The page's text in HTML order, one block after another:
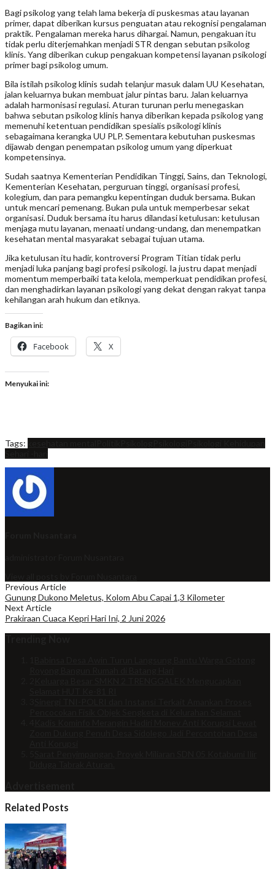
Bagi psikolog yang telah lama bekerja di puskesmas atau layanan
primer, dapat diberikan kursus penguatan atau rekognisi pengalaman
praktik. Pengalaman mereka harus dihargai. Namun, pengakuan itu
tidak perlu diterjemahkan menjadi STR dengan sebutan psikolog
klinis. Yang diberikan cukup pengakuan kompetensi layanan psikologi
primer bagi psikolog umum.
Bila istilah psikolog klinis sudah telanjur masuk dalam UU Kesehatan,
jalan keluarnya bukan membuat jalur pintas baru. Jalan keluarnya
adalah harmonisasi regulasi. Aturan turunan perlu menegaskan
bahwa sebutan psikolog klinis hanya diberikan kepada psikolog yang
memenuhi ketentuan pendidikan spesialis psikologi klinis
sebagaimana kerangka UU PLP. Sementara kebutuhan puskesmas
dijawab dengan penempatan psikolog umum yang diperkuat
kompetensinya.
Sudah saatnya Kementerian Pendidikan Tinggi, Sains, dan Teknologi,
Kementerian Kesehatan, perguruan tinggi, organisasi profesi,
kolegium, dan para pemangku kepentingan duduk bersama. Bukan
untuk mencari pemenang. Bukan pula untuk memperbesar sekat
organisasi. Duduk bersama itu harus dilandasi ketulusan: ketulusan
menjaga mutu layanan, menaati undang-undang, dan menempatkan
kesehatan mental masyarakat sebagai tujuan utama.
Jika ketulusan itu hadir, kontroversi Program Titian tidak perlu
menjadi luka panjang bagi profesi psikologi. Ia justru dapat menjadi
momentum memperbaiki tata kelola, memperkuat pendidikan profesi,
dan menghadirkan layanan psikologi yang dekat dengan rakyat tanpa
kehilangan arah hukum dan etiknya.
Bagikan ini:
Facebook X
Menyukai ini:
Tags:
Previous Article
Gunung Dukono Meletus, Kolom Abu Capai 1,3 Kilometer
Next Article
Prakiraan Cuaca Kepri Hari Ini, 2 Juni 2026
Related Posts